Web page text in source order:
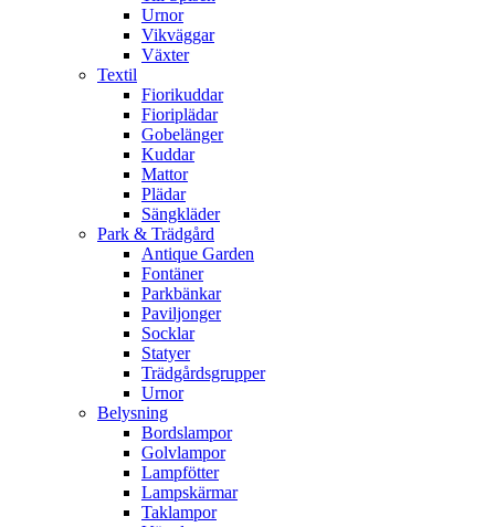
Urnor
Vikväggar
Växter
Textil
Fiorikuddar
Fioriplädar
Gobelänger
Kuddar
Mattor
Plädar
Sängkläder
Park & Trädgård
Antique Garden
Fontäner
Parkbänkar
Paviljonger
Socklar
Statyer
Trädgårdsgrupper
Urnor
Belysning
Bordslampor
Golvlampor
Lampfötter
Lampskärmar
Taklampor